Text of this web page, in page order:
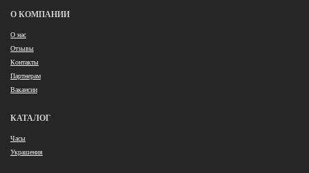
О КОМПАНИИ
О нас
Отзывы
Контакты
Партнерам
Вакансии
КАТАЛОГ
Часы
Украшения